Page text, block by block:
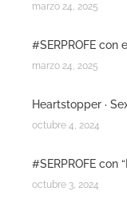
marzo 24, 2025
#SERPROFE con
marzo 24, 2025
Heartstopper ·
octubre 4, 2024
#SERPROFE con
octubre 3, 2024